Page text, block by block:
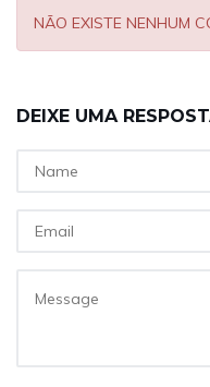
NÃO EXISTE NENHUM
DEIXE UMA